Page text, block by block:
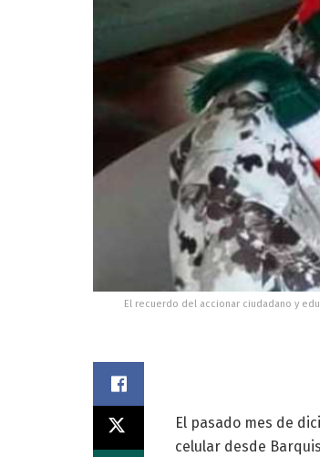
El recuerdo del accionar ciudadano y
El pasado mes de
celular desde